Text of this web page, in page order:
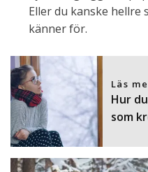
Eller du kanske hellre
känner för.
Läs
Hur
som